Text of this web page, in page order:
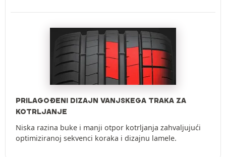
PRILAGOĐENI DIZAJN VANJSKEGA TRAKA ZA
KOTRLJANJE
Niska razina buke i manji otpor kotrljanja zahvaljujući
optimiziranoj sekvenci koraka i dizajnu lamele.